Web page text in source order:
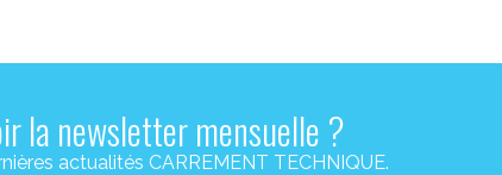
la newsletter mensuelle ?
actualités CARREMENT TECHNIQUE.